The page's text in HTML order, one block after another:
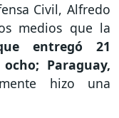
Civil, Alfredo
medios que la
entregó 21
Paraguay,
hizo una